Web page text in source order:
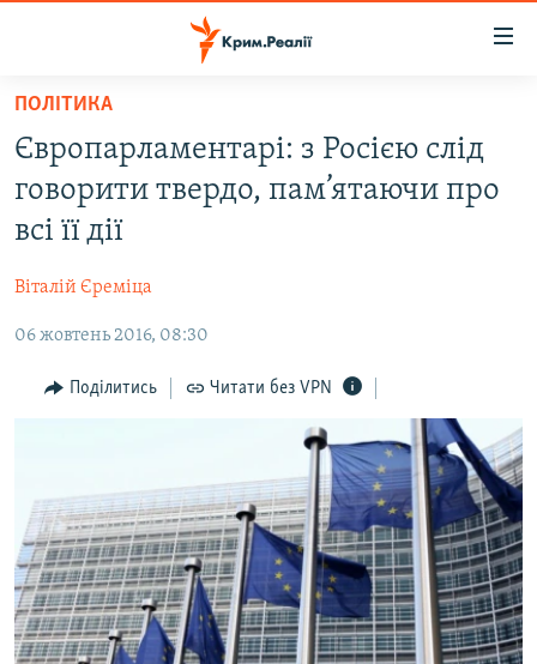
Перейти
основного
матеріалу
Перейти
до
основної
Перейти
пошуку
ВОДА.КРИМ
ВІДЕО ТА ФОТО
БЛОГИ
ПОГЛЯД
ІНТЕРВ'Ю
ДЕПОРТАЦІЯ
ВІДЕОУРОКИ «ELIFBE»
СВІДЧЕННЯ ОКУПАЦІЇ
УКРАЇНСЬКА ПРОБЛЕМА КРИМУ
ЯК ОБІЙТИ БЛОКУВАННЯ
Русский
Qırımtatar
ПОЛІТИКА
Європарламентарі: з Росією слід
говорити твердо, пам’ятаючи про
всі її дії
Віталій Єреміца
06 жовтень 2016, 08:30
Поділитись Читати без VPN